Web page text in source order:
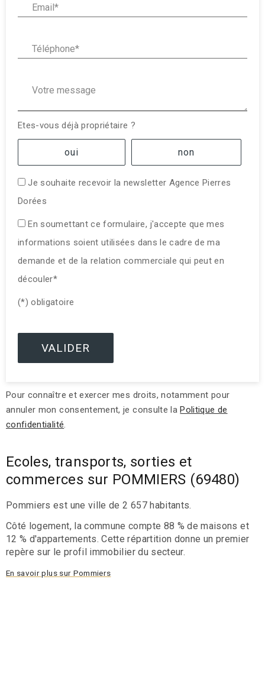
Etes-vous déjà propriétaire ?
oui non
Je souhaite recevoir la newsletter Agence Pierres
Dorées
En soumettant ce formulaire, j'accepte que mes
informations soient utilisées dans le cadre de ma
demande et de la relation commerciale qui peut en
découler*
(*) obligatoire
Pour connaître et exercer mes droits, notamment pour
annuler mon consentement, je consulte laPolitique de
confidentialité.
Ecoles, transports, sorties et
commerces sur POMMIERS (69480)
Pommiers est une ville de 2 657 habitants.
Côté logement, la commune compte 88 % de maisons et
12 % d'appartements. Cette répartition donne un premier
repère sur le profil immobilier du secteur.
En savoir plus sur Pommiers